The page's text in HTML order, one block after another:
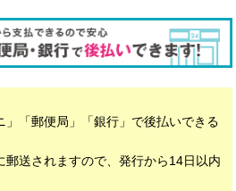
「郵便局」「銀行」で後払いできる
郵送されますので、発行から14日以内